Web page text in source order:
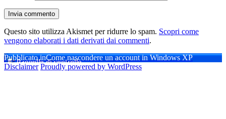
Questo sito utilizza Akismet per ridurre lo spam. Scopri come
vengono elaborati i dati derivati dai commenti.
Navigazione
articoli
Pubblicato inCome nascondere un account in Windows XP
Disclaimer Proudly powered by WordPress